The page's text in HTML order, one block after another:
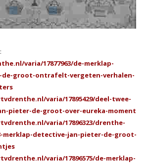
varia/17877963/de-merklap-
groot-ontrafelt-vergeten-verhalen-
varia/17895429/deel-twee-
pieter-de-groot-over-eureka-moment
varia/17896323/drenthe-
merklap-detective-jan-pieter-de-groot-
varia/17896575/de-merklap-